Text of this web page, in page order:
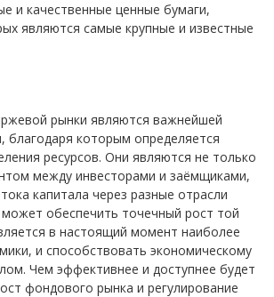
и качественные ценные бумаги,
являются самые крупные и известные
рынки являются важнейшей
благодаря которым определяется
ресурсов. Они являются не только
между инвесторами и заёмщиками,
капитала через разные отрасли
обеспечить точечный рост той
в настоящий момент наиболее
и способствовать экономическому
Чем эффективнее и доступнее будет
фондового рынка и регулирование